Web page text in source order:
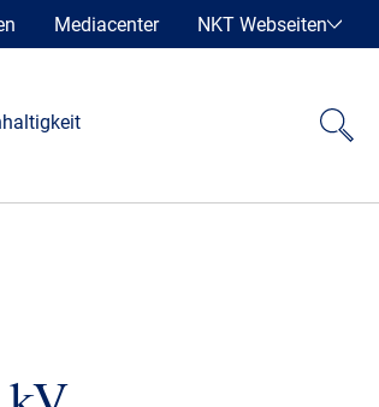
Mediacenter NKT Webseiten